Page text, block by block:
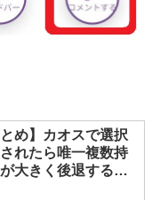
め】カオスで選択
れたら唯一複数持
大きく後退するの